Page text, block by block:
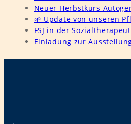
Neuer Herbstkurs
🌱 Update von unseren
FSJ in der
Einladung zur